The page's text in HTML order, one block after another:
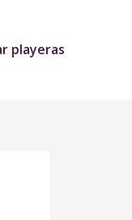
playeras